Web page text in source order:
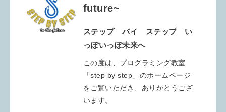
future~
ステップ バイ ステップ い
っぽいっぽ未来へ
この度は、プログラミング教室
「step by step」のホームページ
をご覧いただき、ありがとうござ
います。